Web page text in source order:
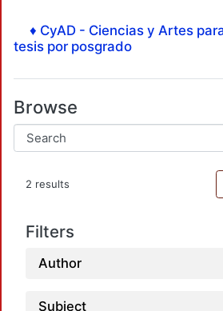
♦ CyAD - Ciencias y Artes
tesis por posgrado
Browse
2 results
Filters
Author
Subject